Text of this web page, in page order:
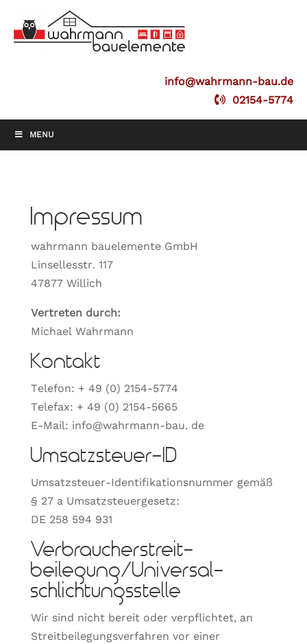
info@wahrmann-bau.de
02154-5774
MENU
Impressum
wahrmann bauelemente GmbH
Linsellesstr. 117
47877 Willich
Vertreten durch:
Michael Wahrmann
Kontakt
Telefon: + 49 (0) 2154-5774
Telefax: + 49 (0) 2154-5665
E-Mail: info@wahrmann-bau. de
Umsatzsteuer-ID
Umsatzsteuer-Identifikationsnummer gemäß
§ 27 a Umsatzsteuergesetz:
DE 258 594 931
Verbraucher­streit­
beilegung/Universal­
schlichtungs­stelle
Wir sind nicht bereit oder verpflichtet, an
Streitbeilegungsverfahren vor einer